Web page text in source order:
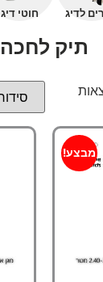
לדיג חוטי דיג
תיק לחכה
מבצע!